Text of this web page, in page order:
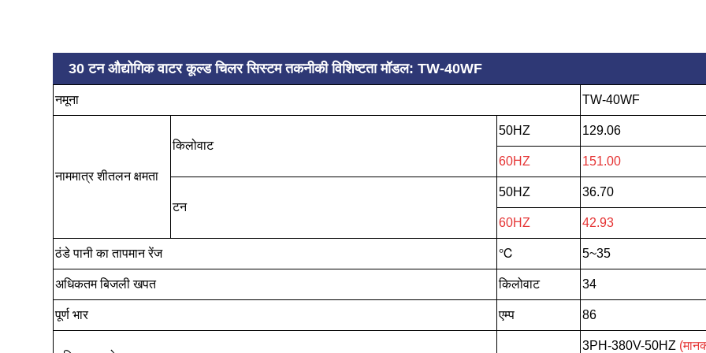
30 टन औद्योगिक वाटर कूल्ड चिलर सिस्टम तकनीकी विशिष्टता मॉडल: TW-40WF
नमूना TW-40WF
नाममात्र शीतलन क्षमता
किलोवाट
50HZ 129.06
60HZ 151.00
टन
50HZ 36.70
60HZ 42.93
ठंडे पानी का तापमान रेंज ℃ 5~35
अधिकतम बिजली खपत किलोवाट 34
पूर्ण भार एम्प 86
3PH-380V-50HZ